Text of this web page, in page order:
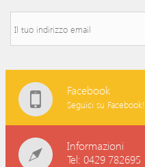
Facebook
Seguici su Facebook!
Informazioni
Tel: 0429 782695